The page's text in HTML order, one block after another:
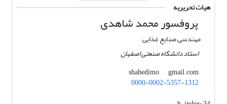
هیات تحریریه
پروفسور محمد شاهدی
مهندسی صنایع غذایی
استاد دانشگاه صنعتی اصفهان
shahedimo
gmail.com
0000-0002-5357-1312